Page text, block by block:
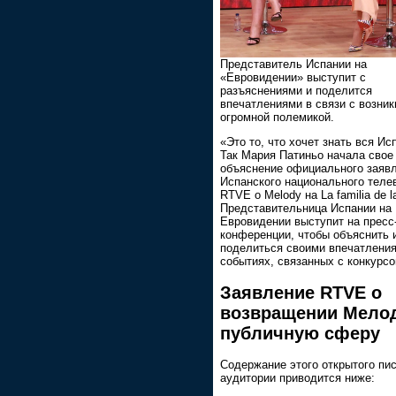
Представитель Испании на
«Евровидении» выступит с
разъяснениями и поделится
впечатлениями в связи с
огромной полемикой.
«Это то, что хочет знать вся
Так Мария Патиньо начала свое
объяснение официального
Испанского национального
RTVE о Melody на La familia de
Представительница Испании на
Евровидении выступит на
конференции, чтобы объяснить
поделиться своими
событиях, связанных с
Заявление RTVE о
возвращении
публичную сферу
Содержание этого открытого
аудитории приводится ниже: